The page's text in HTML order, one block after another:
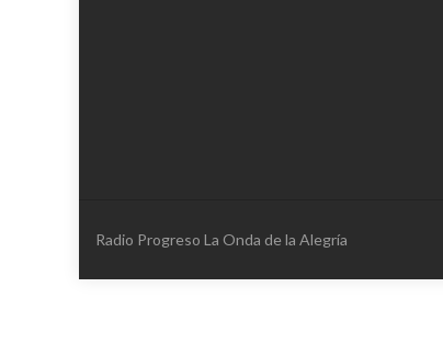
Radio Progreso La Onda de la Alegría